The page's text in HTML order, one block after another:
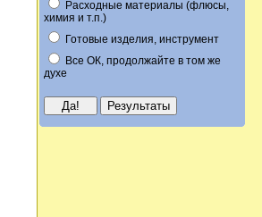
Расходные материалы (флюсы,
химия и т.п.)
Готовые изделия, инструмент
Все ОК, продолжайте в том же
духе